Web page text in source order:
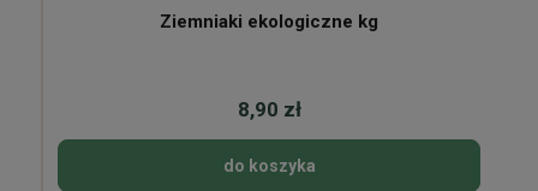
Ziemniaki ekologiczne kg
8,90 zł
do koszyka